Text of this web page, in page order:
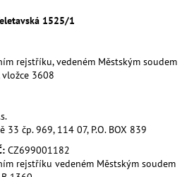
1525/1
rejstříku, vedeném Městským soudem
vložce 3608
33 čp. 969, 114 07, P.O. BOX 839
CZ699001182
rejstříku vedeném Městským soudem